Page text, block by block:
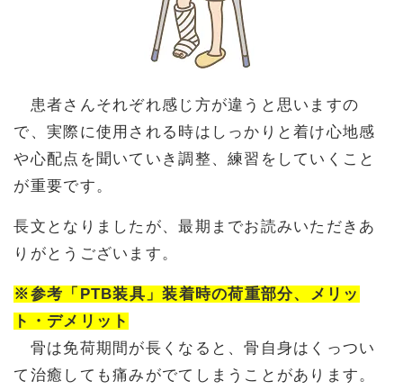
患者さんそれぞれ感じ方が違うと思いますの
で、実際に使用される時はしっかりと着け心地感
や心配点を聞いていき調整、練習をしていくこと
が重要です。
長文となりましたが、最期までお読みいただきあ
りがとうございます。
※参考「PTB装具」装着時の荷重部分、メリッ
ト・デメリット
骨は免荷期間が長くなると、骨自身はくっつい
て治癒しても痛みがでてしまうことがあります。